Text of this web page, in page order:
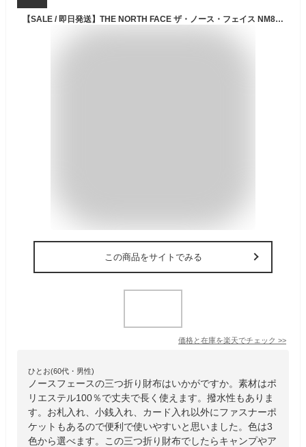
【SALE / 即日発送】THE NORTH FACE ザ・ノース・フェイス NM82319 BC DOT WALLET BC【10％OFF】ドット ワレット ウォレット メンズ レディース ユニセックス アウトドア カモ 迷彩 三つ折り 財布 札入れ 小銭入れ 防水 撥水 耐久 サステナブル 12カラー 国内正規 2026SS
この商品をサイトでみる
価格と在庫を楽天でチェック >>
ひとお(60代・男性)
ノースフェースの三つ折り財布はいかがですか。素材はポ
リエステル100％で丈夫で長く使えます。撥水性もありま
す。お札入れ、小銭入れ、カード入れ以外にファスナーポ
ケットもあるので便利で使いやすいと思いました。色は3
色から選べます。この三つ折り財布でしたらキャンプやア